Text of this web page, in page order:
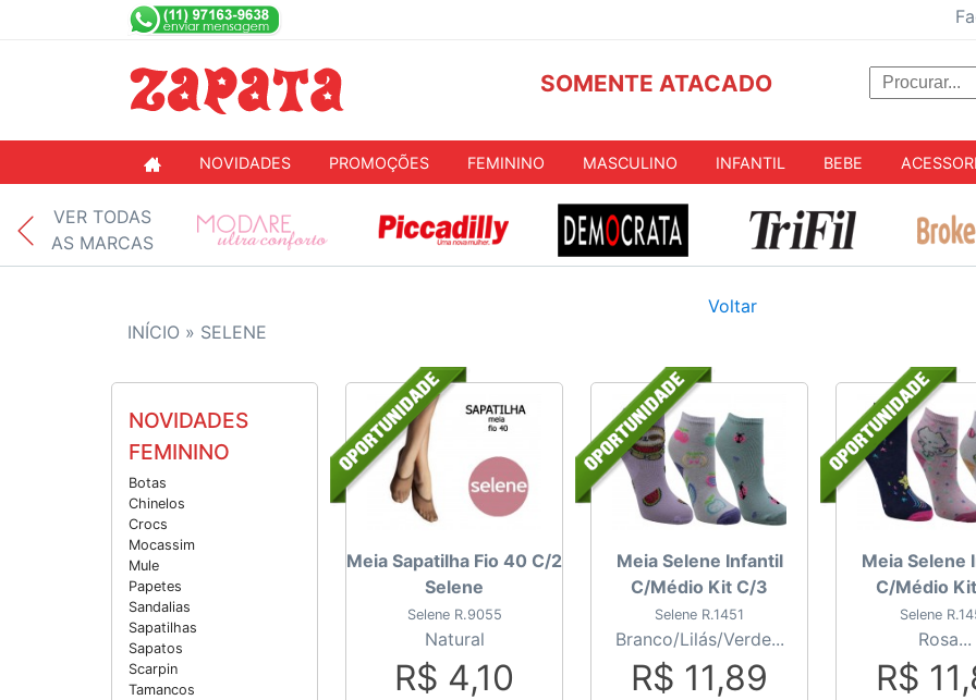
SOMENTE ATACADO
NOVIDADES PROMOÇÕES FEMININO MASCULINO INFANTIL BEBE
VER TODAS
AS MARCAS
Voltar
INÍCIO » SELENE
NOVIDADES
FEMININO
Botas
Chinelos
Crocs
Mocassim
Mule
Papetes
Sandalias
Sapatilhas
Sapatos
Scarpin
Tamancos
Meia Sapatilha Fio 40 C/2
Selene
Selene R.9055
Natural
R$ 4,10
Meia Selene Infantil
C/Médio Kit C/3
Selene R.1451
Branco/Lilás/Verde...
R$ 11,89
Meia Selene
C/Médio
Selene
Rosa...
R$